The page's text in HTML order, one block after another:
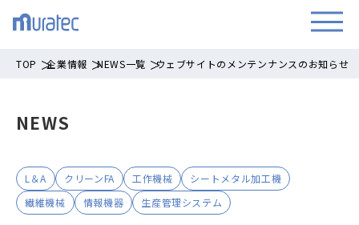
TOP 企業情報 NEWS一覧 ウェブサイトのメンテンナンスのお知らせ
NEWS
L＆A クリーンFA 工作機械
シートメタル加工機
繊維機械
情報機器 生産管理システム